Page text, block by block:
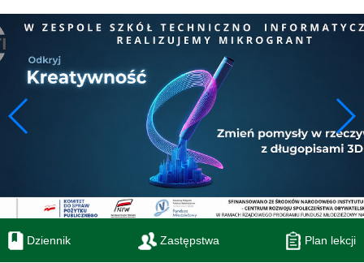
Dziennik Zastępstwa Plan lekcji